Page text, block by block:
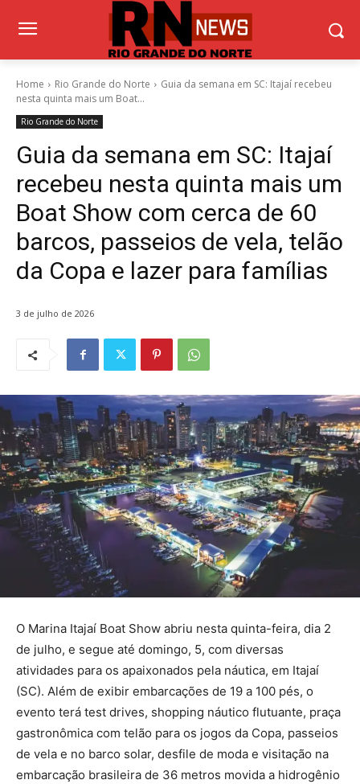
Home Rio Grande do Norte
Guia da semana em SC: Itajaí recebeu
nesta quinta mais um Boat...
Rio Grande do Norte
Guia da semana em SC: Itajaí
recebeu nesta quinta mais um
Boat Show com cerca de 60
barcos, passeios de vela, telão
da Copa e lazer para famílias
3 de julho de 2026
O Marina Itajaí Boat Show abriu nesta quinta-feira, dia 2
de julho, e segue até domingo, 5, com diversas
atividades para os apaixonados pela náutica, em Itajaí
(SC). Além de exibir embarcações de 19 a 100 pés, o
evento terá test drives, shopping náutico flutuante, praça
gastronômica com telão para os jogos da Copa, passeios
de vela e no barco solar, desfile de moda e visitação na
embarcação brasileira de 36 metros movida a hidrogênio